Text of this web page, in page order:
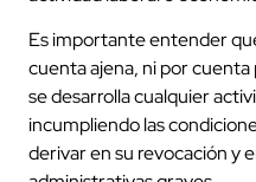
Es importante entender
cuenta ajena, ni por
se desarrolla cualquier
incumpliendo las
derivar en su revocación y